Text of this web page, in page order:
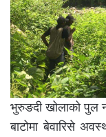
भुरुङदी खोलाको पुल
बाटोमा बेवारिसे